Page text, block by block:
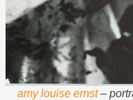
amy louise ernst–